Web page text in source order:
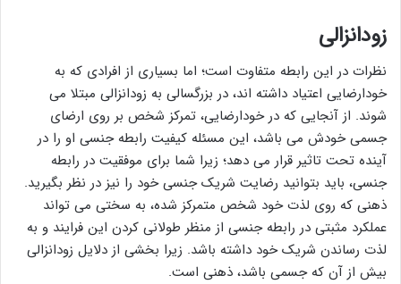
زودانزالی
نظرات در این رابطه متفاوت است؛ اما بسیاری از افرادی که به
خودارضایی اعتیاد داشته اند، در بزرگسالی به زودانزالی مبتلا می
شوند. از آنجایی که در خودارضایی، تمرکز شخص بر روی ارضای
جسمی خودش می باشد، این مسئله کیفیت رابطه جنسی او را در
آینده تحت تاثیر قرار می دهد؛ زیرا شما برای موفقیت در رابطه
جنسی، باید بتوانید رضایت شریک جنسی خود را نیز در نظر بگیرید.
ذهنی که روی لذت خود شخص متمرکز شده، به سختی می تواند
عملکرد مثبتی در رابطه جنسی از منظر طولانی کردن این فرایند و به
لذت رساندن شریک خود داشته باشد. زیرا بخشی از دلایل زودانزالی
بیش از آن که جسمی باشد، ذهنی است.